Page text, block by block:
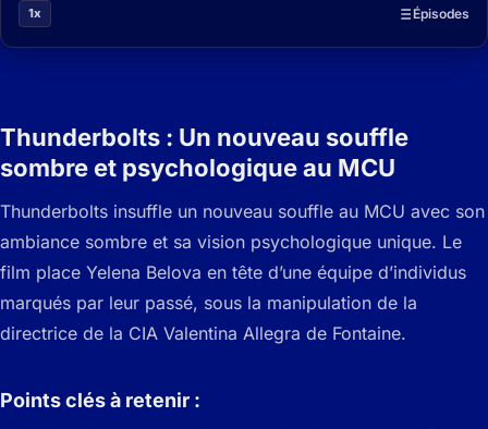
1x
Épisodes
Thunderbolts : Un nouveau souffle
sombre et psychologique au MCU
Thunderbolts insuffle un nouveau souffle au MCU avec son
ambiance sombre et sa vision psychologique unique. Le
film place Yelena Belova en tête d’une équipe d’individus
marqués par leur passé, sous la manipulation de la
directrice de la CIA Valentina Allegra de Fontaine.
Points clés à retenir :